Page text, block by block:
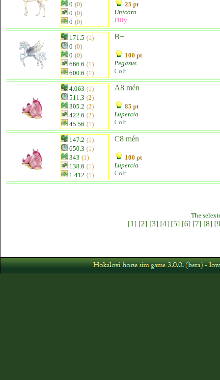
0 (0)
0 (0)
0 (0)
25 pt
Unicorn
Filly
171.5 (1)
0 (0)
0 (0)
666.6 (1)
600.6 (1)
B+
100 pt
Pegazus
Colt
4.063 (1)
511.3 (2)
305.2 (2)
422.6 (2)
45.56 (1)
A8 mén
85 pt
Lupercia
Colt
147.2 (1)
650.3 (1)
343 (1)
138.6 (1)
1.412 (1)
C8 mén
100 pt
Lupercia
Colt
The
[1] [2] [3] [4] [5] [6] [7] [8]